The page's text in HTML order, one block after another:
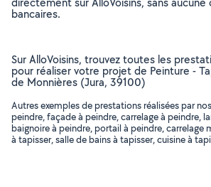
bancaires.
Sur AlloVoisins, trouvez toutes les
pour réaliser votre projet de Peinture -
de Monnières (Jura, 39100)
Autres exemples de prestations réalisées par
peindre, façade à peindre, carrelage à peindre,
baignoire à peindre, portail à peindre, carrelage
à tapisser, salle de bains à tapisser, cuisine à